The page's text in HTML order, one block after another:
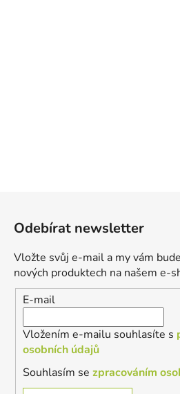
Odebírat newsletter
Vložte svůj e-mail a my vám
nových produktech na našem e-
E-mail
Vložením e-mailu souhlasíte s
osobních údajů
Souhlasím se zpracováním